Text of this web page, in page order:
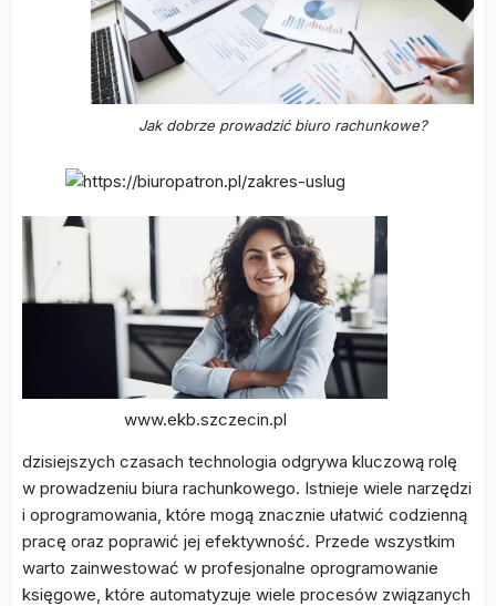
Jak dobrze prowadzić biuro rachunkowe?
www.ekb.szczecin.pl
dzisiejszych czasach technologia odgrywa kluczową rolę
w prowadzeniu biura rachunkowego. Istnieje wiele narzędzi
i oprogramowania, które mogą znacznie ułatwić codzienną
pracę oraz poprawić jej efektywność. Przede wszystkim
warto zainwestować w profesjonalne oprogramowanie
księgowe, które automatyzuje wiele procesów związanych